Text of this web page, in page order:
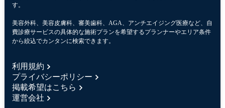
す。
美容外科、美容皮膚科、審美歯科、AGA、アンチエイジング医療など、自
費診療サービスの具体的な施術プランを希望するプランナーやエリア条件
から絞込でカンタンに検索できます。
利用規約
プライバシーポリシー
掲載希望はこちら
運営会社